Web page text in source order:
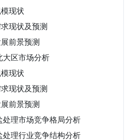
现状
现状及预测
前景预测
大区市场分析
现状
现状及预测
前景预测
处理市场竞争格局分析
处理行业竞争结构分析